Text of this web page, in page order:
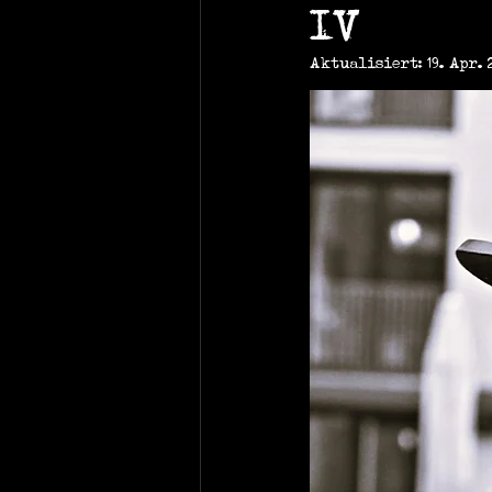
IV
Aktualisiert: 19. Apr.